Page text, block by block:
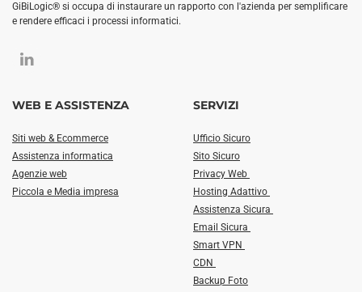
GiBiLogic® si occupa di instaurare un rapporto con l'azienda per semplificare
e rendere efficaci i processi informatici.
WEB E ASSISTENZA
Siti web & Ecommerce
Assistenza informatica
Agenzie web
Piccola e Media impresa
SERVIZI
Ufficio Sicuro
Sito Sicuro
Privacy Web
Hosting Adattivo
Assistenza Sicura
Email Sicura
Smart VPN
CDN
Backup Foto